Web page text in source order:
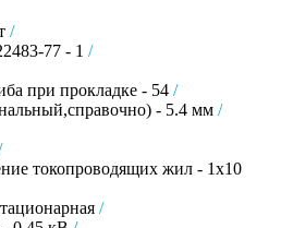
/
77 - 1 /
при прокладке - 54 /
- 5.4 мм /
токопроводящих жил - 1х10
/